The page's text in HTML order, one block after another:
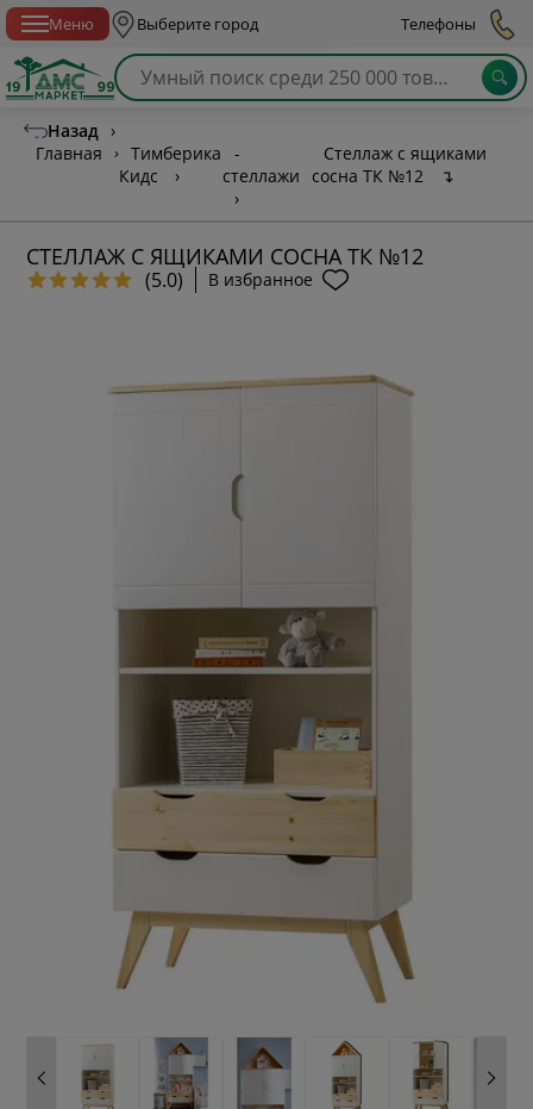
Меню Выберите город Телефоны
Назад ›
Главная
› Тимберика
Кидс
›
-
стеллажи
›
Стеллаж с ящиками
сосна ТК №12
↴
СТЕЛЛАЖ С ЯЩИКАМИ СОСНА ТК №12
(5.0) В избранное